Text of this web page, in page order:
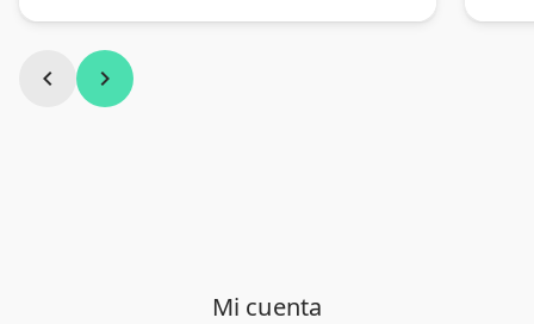
chevron_left chevron_right
Mi cuenta